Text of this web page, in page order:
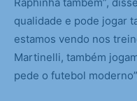
Raphinha também”,
qualidade e pode jogar
estamos vendo nos
Martinelli, também
pede o futebol